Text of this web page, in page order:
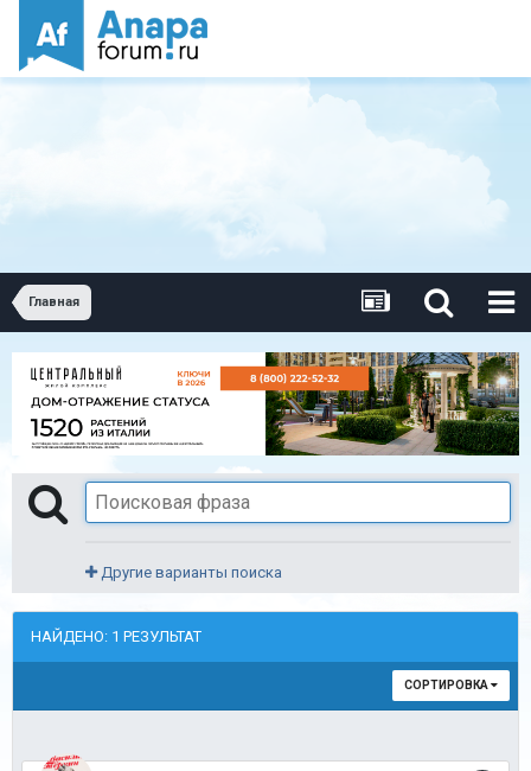
Главная
Другие варианты поиска
НАЙДЕНО: 1 РЕЗУЛЬТАТ
СОРТИРОВКА